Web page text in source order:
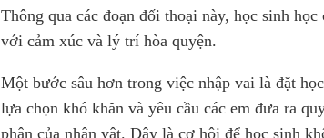
Thông qua các đoạn đối thoại này, học sinh
với cảm xúc và lý trí hòa quyện.
Một bước sâu hơn trong việc nhập vai là đặt
lựa chọn khó khăn và yêu cầu các em đưa ra
phận của nhân vật. Đây là cơ hội để học sinh